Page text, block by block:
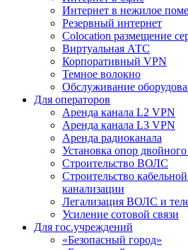
Интернет в нежилое
Резервный интернет
Colocation размещение
Виртуальная АТС
Корпоративный VPN
Темное волокно
Обслуживание
Для операторов
Аренда канала L2 VPN
Аренда канала L3 VPN
Аренда радиоканала
Установка опор
Строительство ВОЛС
Строительство
канализации
Легализация ВОЛС и
Усиление сотовой связи
Для гос.учреждений
«Безопасный город»